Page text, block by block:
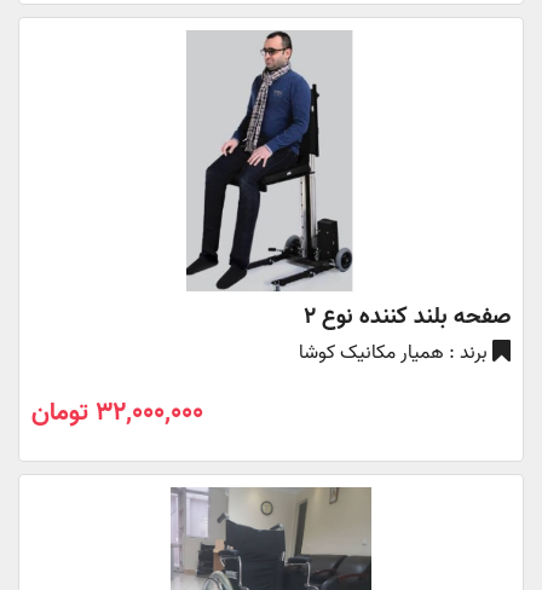
صفحه بلند کننده نوع 2
برند : همیار مکانیک کوشا
32,000,000 تومان